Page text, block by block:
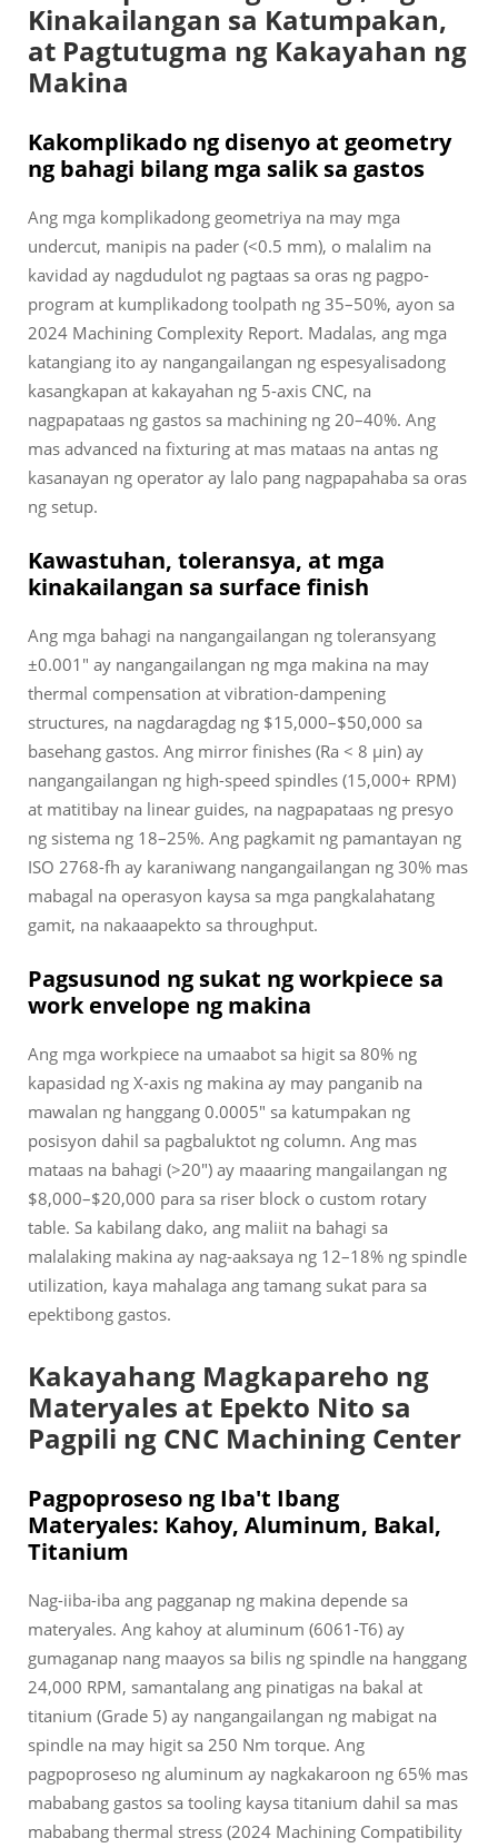
Kinakailangan sa Katumpakan,
at Pagtutugma ng Kakayahan ng
Makina
Kakomplikado ng disenyo at geometry
ng bahagi bilang mga salik sa gastos
Ang mga komplikadong geometriya na may mga
undercut, manipis na pader (<0.5 mm), o malalim na
kavidad ay nagdudulot ng pagtaas sa oras ng pagpo-
program at kumplikadong toolpath ng 35–50%, ayon sa
2024 Machining Complexity Report. Madalas, ang mga
katangiang ito ay nangangailangan ng espesyalisadong
kasangkapan at kakayahan ng 5-axis CNC, na
nagpapataas ng gastos sa machining ng 20–40%. Ang
mas advanced na fixturing at mas mataas na antas ng
kasanayan ng operator ay lalo pang nagpapahaba sa oras
ng setup.
Kawastuhan, toleransya, at mga
kinakailangan sa surface finish
Ang mga bahagi na nangangailangan ng toleransyang
±0.001" ay nangangailangan ng mga makina na may
thermal compensation at vibration-dampening
structures, na nagdaragdag ng $15,000–$50,000 sa
basehang gastos. Ang mirror finishes (Ra < 8 µin) ay
nangangailangan ng high-speed spindles (15,000+ RPM)
at matitibay na linear guides, na nagpapataas ng presyo
ng sistema ng 18–25%. Ang pagkamit ng pamantayan ng
ISO 2768-fh ay karaniwang nangangailangan ng 30% mas
mabagal na operasyon kaysa sa mga pangkalahatang
gamit, na nakaaapekto sa throughput.
Pagsusunod ng sukat ng workpiece sa
work envelope ng makina
Ang mga workpiece na umaabot sa higit sa 80% ng
kapasidad ng X-axis ng makina ay may panganib na
mawalan ng hanggang 0.0005" sa katumpakan ng
posisyon dahil sa pagbaluktot ng column. Ang mas
mataas na bahagi (>20") ay maaaring mangailangan ng
$8,000–$20,000 para sa riser block o custom rotary
table. Sa kabilang dako, ang maliit na bahagi sa
malalaking makina ay nag-aaksaya ng 12–18% ng spindle
utilization, kaya mahalaga ang tamang sukat para sa
epektibong gastos.
Kakayahang Magkapareho ng
Materyales at Epekto Nito sa
Pagpili ng CNC Machining Center
Pagpoproseso ng Iba't Ibang
Materyales: Kahoy, Aluminum, Bakal,
Titanium
Nag-iiba-iba ang pagganap ng makina depende sa
materyales. Ang kahoy at aluminum (6061-T6) ay
gumaganap nang maayos sa bilis ng spindle na hanggang
24,000 RPM, samantalang ang pinatigas na bakal at
titanium (Grade 5) ay nangangailangan ng mabigat na
spindle na may higit sa 250 Nm torque. Ang
pagpoproseso ng aluminum ay nagkakaroon ng 65% mas
mababang gastos sa tooling kaysa titanium dahil sa mas
mababang thermal stress (2024 Machining Compatibility